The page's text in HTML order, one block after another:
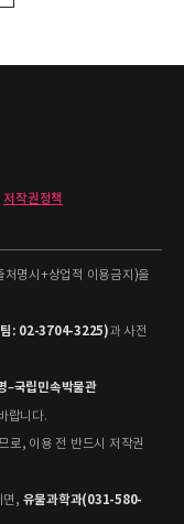
저작권정책
명시+상업적 이용금지)을
팀: 02-3704-3225)과 사전
–국립민속박물관
랍니다.
로, 이용 전 반드시 저작권
면, 유물과학과(031-580-